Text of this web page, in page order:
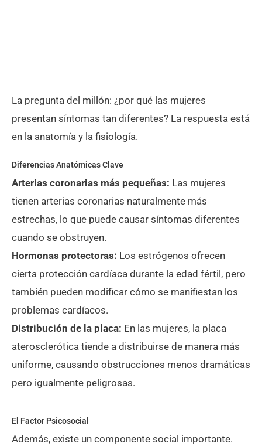
La pregunta del millón: ¿por qué las mujeres
presentan síntomas tan diferentes? La respuesta está
en la anatomía y la fisiología.
Diferencias Anatómicas Clave
Arterias coronarias más pequeñas: Las mujeres
tienen arterias coronarias naturalmente más
estrechas, lo que puede causar síntomas diferentes
cuando se obstruyen.
Hormonas protectoras: Los estrógenos ofrecen
cierta protección cardíaca durante la edad fértil, pero
también pueden modificar cómo se manifiestan los
problemas cardíacos.
Distribución de la placa: En las mujeres, la placa
aterosclerótica tiende a distribuirse de manera más
uniforme, causando obstrucciones menos dramáticas
pero igualmente peligrosas.
El Factor Psicosocial
Además, existe un componente social importante.